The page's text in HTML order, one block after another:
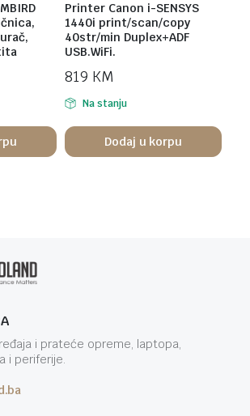
Printer Canon i-SENSYS
1440i print/scan/copy
40str/min Duplex+ADF
USB.WiFi.
819 KM
Na stanju
Dodaj u korpu
i prateće opreme, laptopa,
i periferije.